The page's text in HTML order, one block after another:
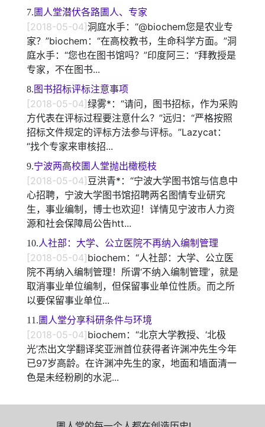
7. 圕人堂潜伏各路圕人、专家
[2018-05-04]洞庭水手：“@biochem您是农业专
家？”biochem：“在高校教书，生命科学方面。”洞
庭水手：“您也在图书馆吗？”印度阿三：“拜教授是
专家，不在图书...
8. 图书招标评标注意事项
[2018-05-04]绿雾*：“请问，图书招标，作为采购
方代表在评标过程要注意什么？”远归：“严格按照
招标文件规定的评标方法参与评标。”Lazycat：
“找个专家来审核招...
9.宁波两高校圕人堂抛出橄榄枝
[2018-05-04]豆洪青*：“宁波大学图书馆与信息中
心招聘，宁波大学图书馆招聘两名图情专业研究
生，事业编制，博士也欢迎！详情见宁波市人力资
源和社会保障局公告htt...
10.人社部：大学、公立医院不再纳入编制管理
[2018-05-04]biochem：“人社部：大学、公立医
院不再纳入编制管理！所谓‘不纳入编制管理’，就是
取消事业单位编制，但保留事业单位性质。而之所
以要保留事业单位...
11. 圕人堂分享科研条件与环境
[2018-05-04]biochem：“北京大学教授、‘北极
光’杰出文学翻译奖亚洲首位获得者许渊冲先生今年
已97岁高龄。在许渊冲先生的家，地面和墙面清一
色是未经粉刷的水泥...